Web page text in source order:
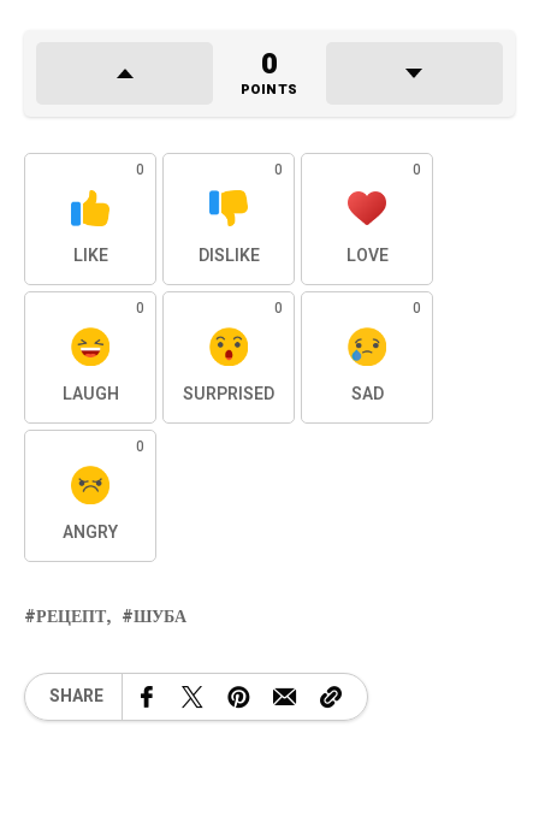
0
POINTS
0
LIKE
0
DISLIKE
0
LOVE
0
LAUGH
0
SURPRISED
0
SAD
0
ANGRY
РЕЦЕПТ ШУБА
SHARE